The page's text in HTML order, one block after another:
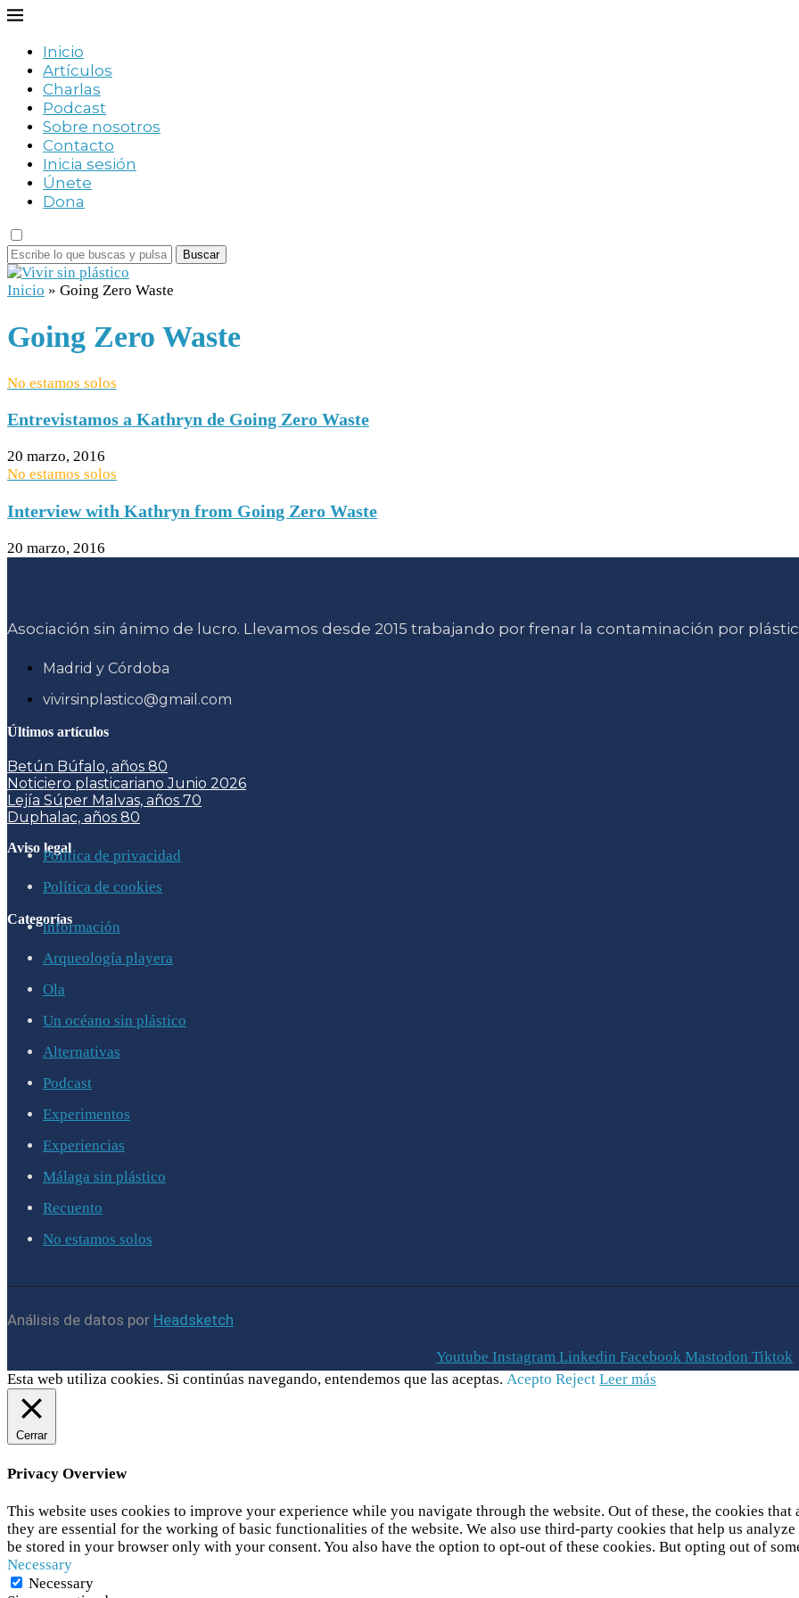
Inicio
Artículos
Charlas
Podcast
Sobre nosotros
Contacto
Inicia sesión
Únete
Dona
Buscar
Inicio » Going Zero Waste
Going Zero Waste
No estamos solos
Entrevistamos a Kathryn de Going Zero Waste
20 marzo, 2016
No estamos solos
Interview with Kathryn from Going Zero Waste
20 marzo, 2016
Asociación sin ánimo de lucro. Llevamos desde 2015 trabajando por frenar la contaminación por
Madrid y Córdoba
vivirsinplastico@gmail.com
Últimos artículos
Betún Búfalo, años 80
Noticiero plasticariano Junio 2026
Lejía Súper Malvas, años 70
Duphalac, años 80
Aviso legalPolítica de privacidad
Política de cookies
Categoríasinformación
Arqueología playera
Ola
Un océano sin plástico
Alternativas
Podcast
Experimentos
Experiencias
Málaga sin plástico
Recuento
No estamos solos
Análisis de datos por Headsketch
Youtube Instagram Linkedin Facebook Mastodon Tiktok
Esta web utiliza cookies. Si continúas navegando, entendemos que las aceptas. Acepto Reject Leer más
Cerrar
Privacy Overview
This website uses cookies to improve your experience while you navigate through the website. Out of these, the cookies that
they are essential for the working of basic functionalities of the website. We also use third-party cookies that help us
be stored in your browser only with your consent. You also have the option to opt-out of these cookies. But opting out of
Necessary
Necessary